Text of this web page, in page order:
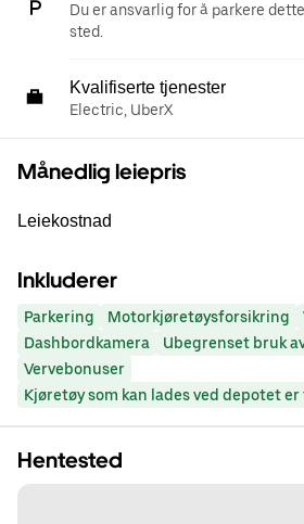
Du er ansvarlig for å parkere
sted.
Kvalifiserte tjenester
Electric, UberX
Månedlig leiepris
Leiekostnad
Inkluderer
Parkering Motorkjøretøysforsikring
Dashbordkamera
Ubegrenset bruk
Vervebonuser
Kjøretøy som kan lades ved depotet
Hentested